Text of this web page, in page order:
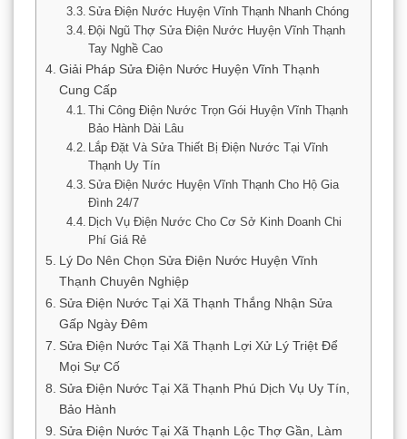
Sửa Điện Nước Huyện Vĩnh Thạnh Nhanh Chóng
Đội Ngũ Thợ Sửa Điện Nước Huyện Vĩnh Thạnh
Tay Nghề Cao
Giải Pháp Sửa Điện Nước Huyện Vĩnh Thạnh
Cung Cấp
Thi Công Điện Nước Trọn Gói Huyện Vĩnh Thạnh
Bảo Hành Dài Lâu
Lắp Đặt Và Sửa Thiết Bị Điện Nước Tại Vĩnh
Thạnh Uy Tín
Sửa Điện Nước Huyện Vĩnh Thạnh Cho Hộ Gia
Đình 24/7
Dịch Vụ Điện Nước Cho Cơ Sở Kinh Doanh Chi
Phí Giá Rẻ
Lý Do Nên Chọn Sửa Điện Nước Huyện Vĩnh
Thạnh Chuyên Nghiệp
Sửa Điện Nước Tại Xã Thạnh Thắng Nhận Sửa
Gấp Ngày Đêm
Sửa Điện Nước Tại Xã Thạnh Lợi Xử Lý Triệt Để
Mọi Sự Cố
Sửa Điện Nước Tại Xã Thạnh Phú Dịch Vụ Uy Tín,
Bảo Hành
Sửa Điện Nước Tại Xã Thạnh Lộc Thợ Gần, Làm